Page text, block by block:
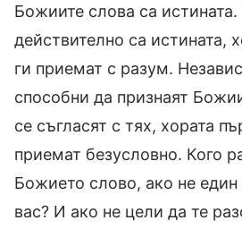
Божиите слова са истината.
действително са истината,
ги приемат с разум.
способни да признаят
се съгласят с тях, хората
приемат безусловно. Кого
Божието слово, ако не един
вас? И ако не цели да те